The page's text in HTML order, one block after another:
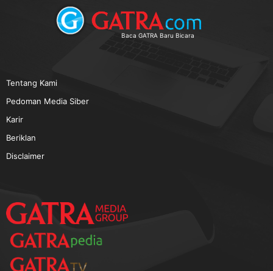
TERPOPULER